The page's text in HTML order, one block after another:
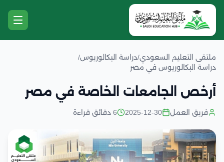
ملتقى التعليم السعودي/دراسة البكالوريوس/
دراسة البكالوريوس في مصر
أرخص الجامعات الخاصة في مصر
فريق العمل 2025-12-30 6 دقائق قراءة